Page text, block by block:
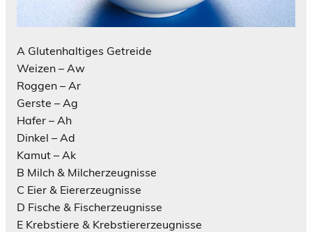
A Glutenhaltiges Getreide
Weizen – Aw
Roggen – Ar
Gerste – Ag
Hafer – Ah
Dinkel – Ad
Kamut – Ak
B Milch & Milcherzeugnisse
C Eier & Eiererzeugnisse
D Fische & Fischerzeugnisse
E Krebstiere & Krebstiererzeugnisse